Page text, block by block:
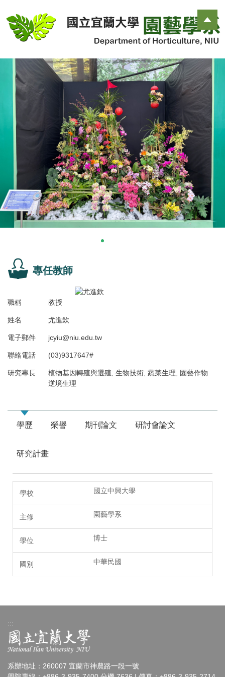
到
主
容
專任教師
職稱 教授
姓名 尤進欽
電子郵件 jcyiu@niu.edu.tw
聯絡電話 (03)9317647#
研究專長
植物基因轉殖與選殖; 生物技術; 蔬菜生理; 園藝作物
逆境生理
學歷 榮譽 期刊論文 研討會論文
研究計畫
國立中興大學
園藝學系
博士
中華民國
:::
系辦地址：260007 宜蘭市神農路一段一號